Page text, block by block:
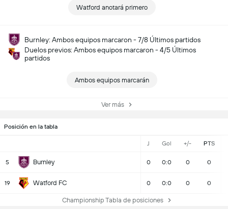
Watford anotará primero
Burnley: Ambos equipos marcaron - 7/8 Últimos partidos
Duelos previos: Ambos equipos marcaron - 4/5 Últimos
partidos
Ambos equipos marcarán
Ver más
Posición en la tabla
J Gol +/- PTS
5 Burnley 0 0:0 0 0
19 Watford FC 0 0:0 0 0
Championship Tabla de posiciones